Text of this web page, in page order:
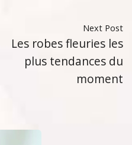
Next Post
Les robes fleuries les
plus tendances du
moment